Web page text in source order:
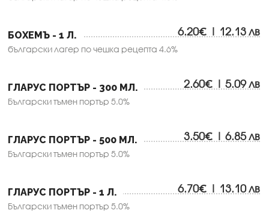
БОХЕМЪ - 1 Л. 6.20€ | 12.13 лв
български лагер по чешка рецепта 4.6%
ГЛАРУС ПОРТЪР - 300 МЛ. 2.60€ | 5.09 лв
Български тъмен портър 5.0%
ГЛАРУС ПОРТЪР - 500 МЛ. 3.50€ | 6.85 лв
Български тъмен портър 5.0%
ГЛАРУС ПОРТЪР - 1 Л. 6.70€ | 13.10 лв
Български тъмен портър 5.0%